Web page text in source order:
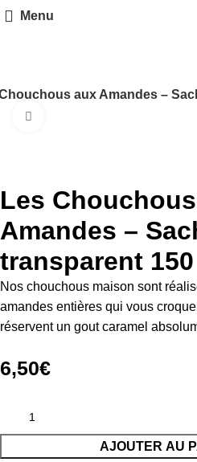
Menu
aux Amandes –
Les
Amandes –
transparent
Nos chouchous maison sont
amandes entières qui vous
réservent un gout caramel
6,50€
AJOUTER AU